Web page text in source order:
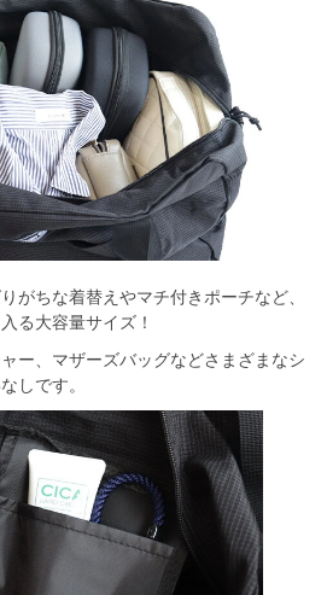
がちな着替えやマチ付きポーチなど、
る大容量サイズ！
ー、マザーズバッグなどさまざまなシ
しです。